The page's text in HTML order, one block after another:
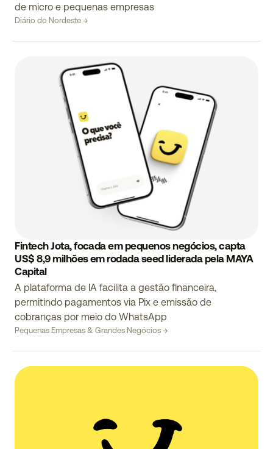
de micro e pequenas empresas
Diário do Nordeste →
Fintech Jota, focada em pequenos negócios, capta
US$ 8,9 milhões em rodada seed liderada pela MAYA
Capital
A plataforma de IA facilita a gestão financeira,
permitindo pagamentos via Pix e emissão de
cobranças por meio do WhatsApp
Pequenas Empresas & Grandes Negócios →